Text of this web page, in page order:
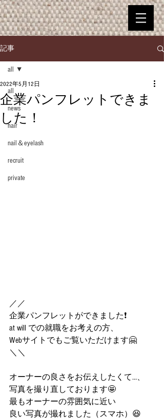
記事
all
news
hair
nail＆eyelash
recruit
private
all
企業パンフレットできま
した！
2022年5月12日
／／
企業パンフレットができました❗️
at will での就職をお考えの方、
Webサイトでもご覧いただけます🤗
＼＼
オーナーの良さをお伝えしたくて…、
写真を撮り直しております🤩
最もオーナーの雰囲気に近い
良い写真が撮れました（スマホ）😆